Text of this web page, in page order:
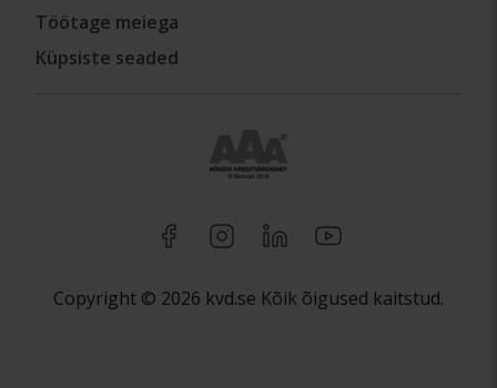
Töötage meiega
Küpsiste seaded
Copyright © 2026 kvd.se Kõik õigused kaitstud.